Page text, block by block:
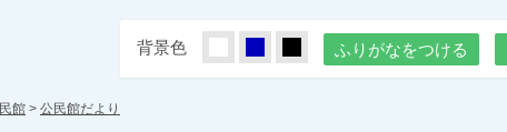
背景色 ふりがなをつける
館 > 公民館だより